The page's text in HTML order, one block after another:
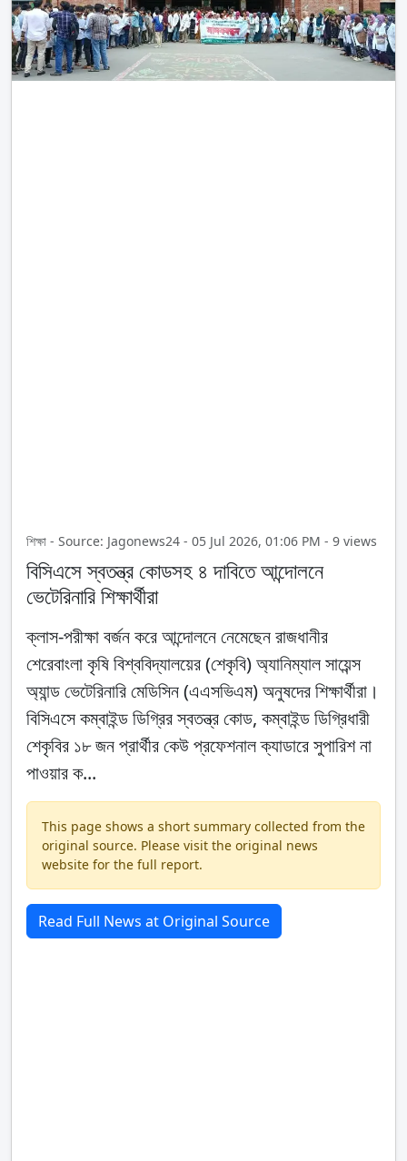
শিক্ষা - Source: Jagonews24 - 05 Jul 2026, 01:06 PM - 9 views
বিসিএসে স্বতন্ত্র কোডসহ ৪ দাবিতে আন্দোলনে
ভেটেরিনারি শিক্ষার্থীরা
ক্লাস-পরীক্ষা বর্জন করে আন্দোলনে নেমেছেন রাজধানীর
শেরেবাংলা কৃষি বিশ্ববিদ্যালয়ের (শেকৃবি) অ্যানিম্যাল সায়েন্স
অ্যান্ড ভেটেরিনারি মেডিসিন (এএসভিএম) অনুষদের শিক্ষার্থীরা।
বিসিএসে কম্বাইন্ড ডিগ্রির স্বতন্ত্র কোড, কম্বাইন্ড ডিগ্রিধারী
শেকৃবির ১৮ জন প্রার্থীর কেউ প্রফেশনাল ক্যাডারে সুপারিশ না
পাওয়ার ক...
This page shows a short summary collected from the
original source. Please visit the original news
website for the full report.
Read Full News at Original Source